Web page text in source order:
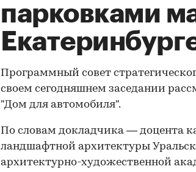
парковками
Программный совет
своем сегодняшнем заседании
"Дом для автомобиля".
По словам докладчика — доцента
ландшафтной архитектуры
архитектурно-художественной